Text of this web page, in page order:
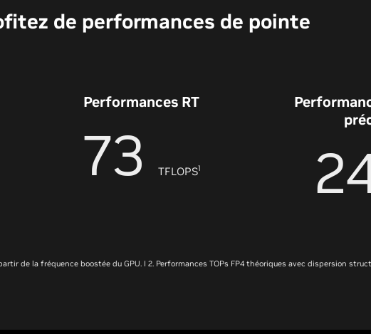
de performances de pointe
Performances RT
73 TFLOPS1
de la fréquence boostée du GPU. I 2. Performances TOPs FP4 théoriques avec dispersion